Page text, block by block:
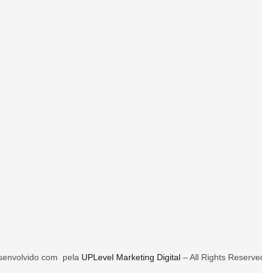
com pela UPLevel Marketing Digital– All Rights